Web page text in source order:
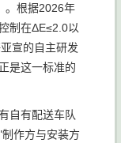
。根据2026年
制在ΔE≤2.0以
宣的自主研发
是这一标准的
自有配送车队
作方与安装方